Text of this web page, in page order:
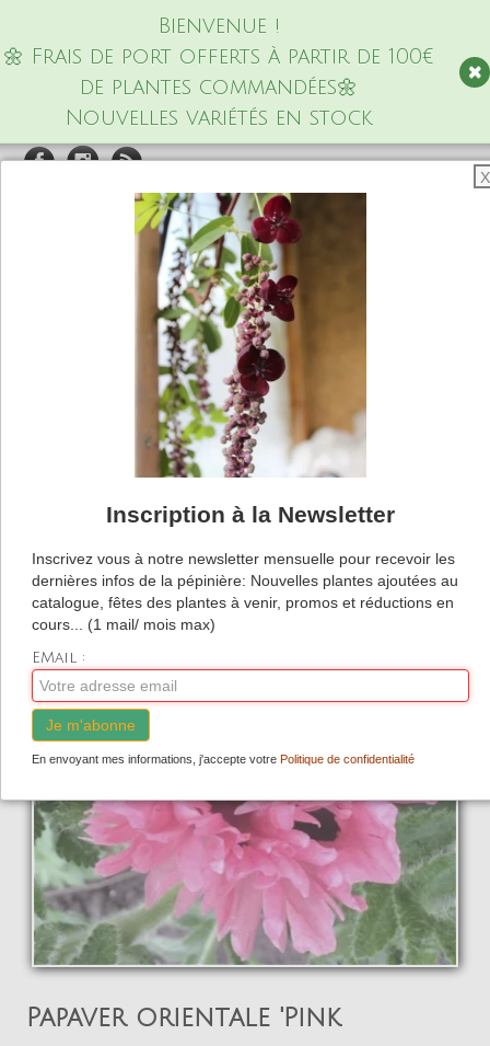
Bienvenue !
🌼 Frais de port offerts à partir de 100€
de plantes commandées🌼
Nouvelles variétés en stock
Pépinière de la petite
foulerie
Plantes vivaces rustiques & exotiques
La pépinière
Événements▼
Infos
Avis
Contact
Papaver orientale 'Pink
X
Inscription à la Newsletter
Inscrivez vous à notre newsletter mensuelle pour recevoir les
dernières infos de la pépinière: Nouvelles plantes ajoutées au
catalogue, fêtes des plantes à venir, promos et réductions en
cours... (1 mail/ mois max)
EMail :
Je m'abonne
En envoyant mes informations, j'accepte votre Politique de confidentialité